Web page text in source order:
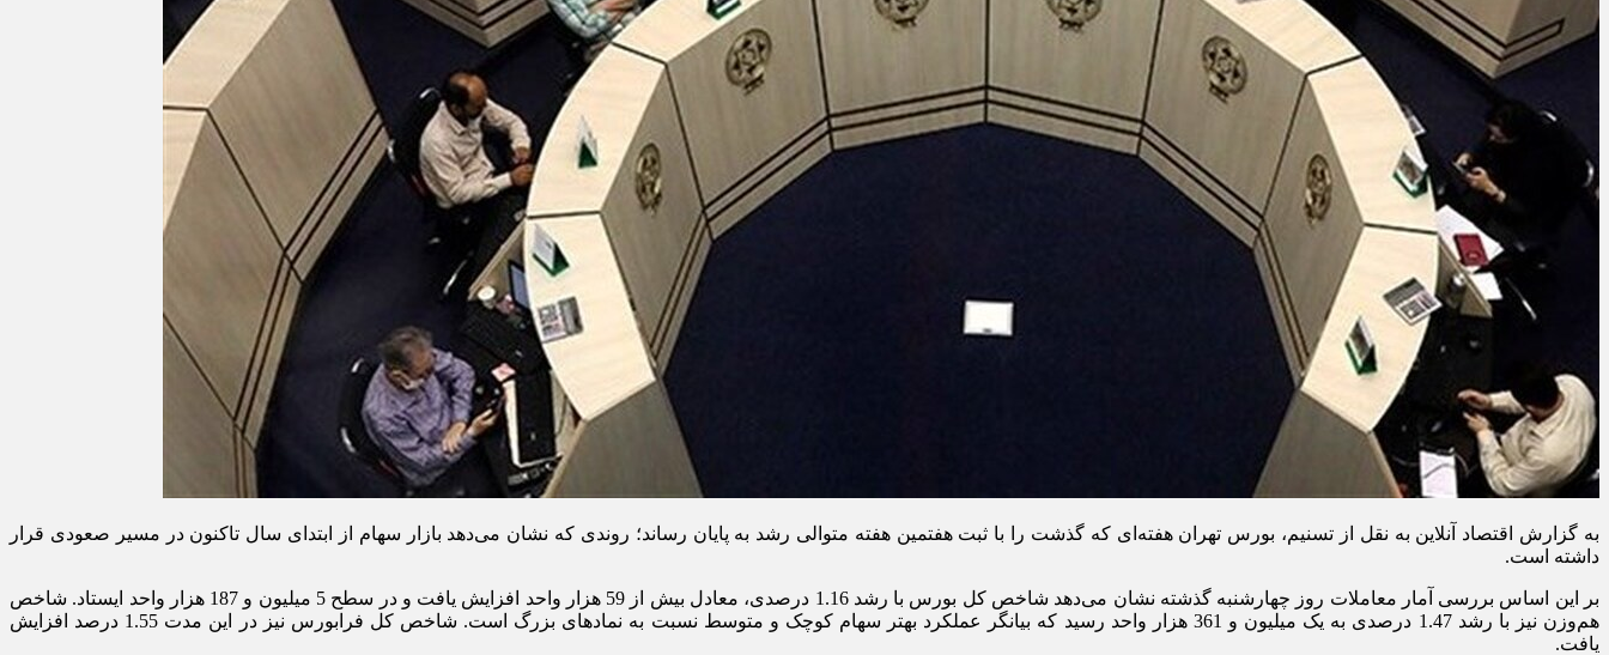
به گزارش اقتصاد آنلاین به نقل از تسنیم، بورس تهران هفته‌ای که گذشت را با ثبت هفتمین هفته متوالی رشد به پایان رساند؛ روندی که نشان می‌دهد بازار سهام از ابتدای سال تاکنون در مسیر صعودی قرار
داشته است.
بر این اساس بررسی آمار معاملات روز چهارشنبه گذشته نشان می‌دهد شاخص کل بورس با رشد 1.16 درصدی، معادل بیش از 59 هزار واحد افزایش یافت و در سطح 5 میلیون و 187 هزار واحد ایستاد. شاخص
هم‌وزن نیز با رشد 1.47 درصدی به یک میلیون و 361 هزار واحد رسید که بیانگر عملکرد بهتر سهام کوچک و متوسط نسبت به نمادهای بزرگ است. شاخص کل فرابورس نیز در این مدت 1.55 درصد افزایش
یافت.